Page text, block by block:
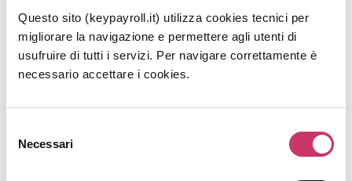
Questo sito (keypayroll.it) utilizza cookies tecnici per
migliorare la navigazione e permettere agli utenti di
usufruire di tutti i servizi. Per navigare correttamente è
necessario accettare i cookies.
delNecessari
Studio Garofoliè in grado di affiancare aziende di
pertinenza della consulenza del lavoro
, arrivando a